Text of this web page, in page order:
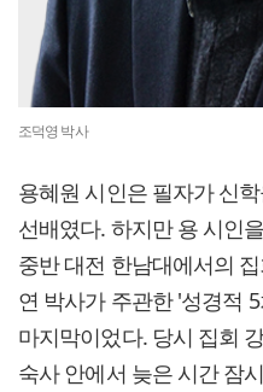
조덕영 박사
용혜원 시인은 필자가 신
선배였다. 하지만 용 시인
중반 대전 한남대에서의
연 박사가 주관한 '성경적
마지막이었다. 당시 집회
숙사 안에서 늦은 시간 잠